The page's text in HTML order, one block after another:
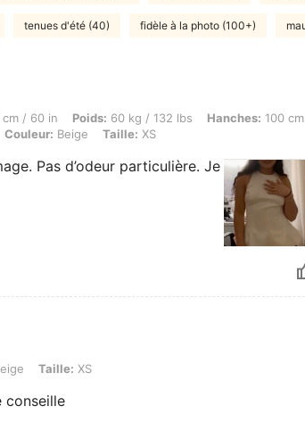
tenues d'été (40) fidèle à la photo (100+)
Poids: 60 kg / 132 lbs, Hanches: 100 cm / 39 in, Buste: 90
cm / 60 in Poids: 60 kg / 132 lbs Hanches: 100
Couleur: Beige Taille: XS
Pas d’odeur particulière. Je
XS Taille: XS
conseille